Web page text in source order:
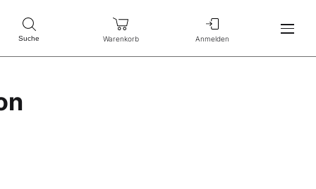
Suche Warenkorb Anmelden